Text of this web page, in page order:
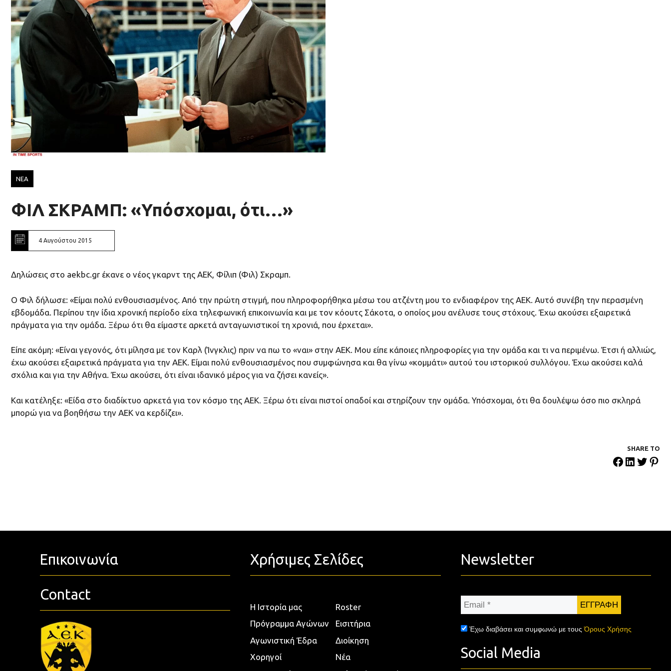
ΝΕΑ
ΦΙΛ ΣΚΡΑΜΠ: «Υπόσχομαι, ότι…»
4 Αυγούστου 2015
Δηλώσεις στο aekbc.gr έκανε ο νέος γκαρντ της ΑΕΚ, Φίλιπ (Φιλ) Σκραμπ.
Ο Φιλ δήλωσε: «Είμαι πολύ ενθουσιασμένος. Από την πρώτη στιγμή, που πληροφορήθηκα μέσω του ατζέντη μου το ενδιαφέρον της ΑΕΚ. Αυτό συνέβη την περασμένη
εβδομάδα. Περίπου την ίδια χρονική περίοδο είχα τηλεφωνική επικοινωνία και με τον κόουτς Σάκοτα, ο οποίος μου ανέλυσε τους στόχους. Έχω ακούσει εξαιρετικά
πράγματα για την ομάδα. Ξέρω ότι θα είμαστε αρκετά ανταγωνιστικοί τη χρονιά, που έρχεται».
Είπε ακόμη: «Είναι γεγονός, ότι μίλησα με τον Καρλ (Ίνγκλις) πριν να πω το «ναι» στην ΑΕΚ. Μου είπε κάποιες πληροφορίες για την ομάδα και τι να περιμένω. Έτσι ή αλλιώς,
έχω ακούσει εξαιρετικά πράγματα για την ΑΕΚ. Είμαι πολύ ενθουσιασμένος που συμφώνησα και θα γίνω «κομμάτι» αυτού του ιστορικού συλλόγου. Έχω ακούσει καλά
σχόλια και για την Αθήνα. Έχω ακούσει, ότι είναι ιδανικό μέρος για να ζήσει κανείς».
Και κατέληξε: «Είδα στο διαδίκτυο αρκετά για τον κόσμο της ΑΕΚ. Ξέρω ότι είναι πιστοί οπαδοί και στηρίζουν την ομάδα. Υπόσχομαι, ότι θα δουλέψω όσο πιο σκληρά
μπορώ για να βοηθήσω την ΑΕΚ να κερδίζει».
SHARE ΤΟ
Επικοινωνία
Contact
Χρήσιμες Σελίδες
Η Ιστορία μας
Roster
Πρόγραμμα Αγώνων
Εισιτήρια
Αγωνιστική Έδρα
Διοίκηση
Χορηγοί
Νέα
Newsletter
Email
Έχω διαβάσει και συμφωνώ με τουςΌρους Χρήσης
Social Media